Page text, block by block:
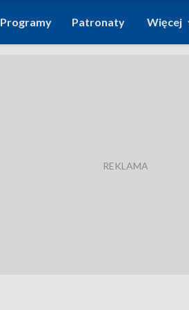
Programy Patronaty Więcej